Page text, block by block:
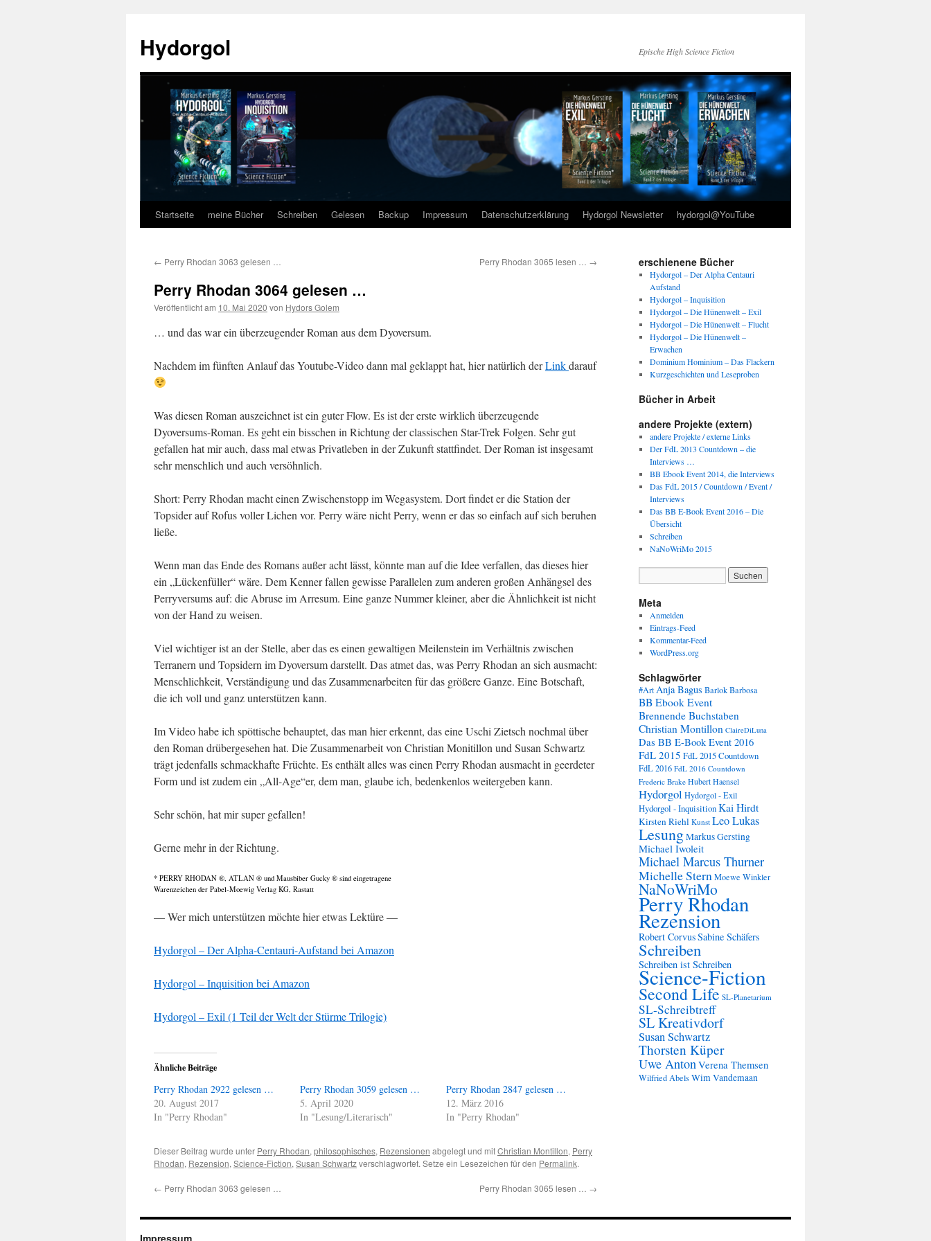
springen
Hydorgol Epische High Science Fiction
Startseite meine Bücher Schreiben Gelesen Backup Impressum Datenschutzerklärung Hydorgol Newsletter hydorgol@YouTube
← Perry Rhodan 3063 gelesen … Perry Rhodan 3065 lesen … →
Perry Rhodan 3064 gelesen …
Veröffentlicht am 10. Mai 2020 von Hydors Golem
… und das war ein überzeugender Roman aus dem Dyoversum.
Nachdem im fünften Anlauf das Youtube-Video dann mal geklappt hat, hier natürlich derLinkdarauf
Was diesen Roman auszeichnet ist ein guter Flow. Es ist der erste wirklich überzeugende
Dyoversums-Roman. Es geht ein bisschen in Richtung der classischen Star-Trek Folgen. Sehr gut
gefallen hat mir auch, dass mal etwas Privatleben in der Zukunft stattfindet. Der Roman ist insgesamt
sehr menschlich und auch versöhnlich.
Short: Perry Rhodan macht einen Zwischenstopp im Wegasystem. Dort findet er die Station der
Topsider auf Rofus voller Lichen vor. Perry wäre nicht Perry, wenn er das so einfach auf sich beruhen
ließe.
Wenn man das Ende des Romans außer acht lässt, könnte man auf die Idee verfallen, das dieses hier
ein „Lückenfüller“ wäre. Dem Kenner fallen gewisse Parallelen zum anderen großen Anhängsel des
Perryversums auf: die Abruse im Arresum. Eine ganze Nummer kleiner, aber die Ähnlichkeit ist nicht
von der Hand zu weisen.
Viel wichtiger ist an der Stelle, aber das es einen gewaltigen Meilenstein im Verhältnis zwischen
Terranern und Topsidern im Dyoversum darstellt. Das atmet das, was Perry Rhodan an sich ausmacht:
Menschlichkeit, Verständigung und das Zusammenarbeiten für das größere Ganze. Eine Botschaft,
die ich voll und ganz unterstützen kann.
Im Video habe ich spöttische behauptet, das man hier erkennt, das eine Uschi Zietsch nochmal über
den Roman drübergesehen hat. Die Zusammenarbeit von Christian Monitillon und Susan Schwartz
trägt jedenfalls schmackhafte Früchte. Es enthält alles was einen Perry Rhodan ausmacht in geerdeter
Form und ist zudem ein „All-Age“er, dem man, glaube ich, bedenkenlos weitergeben kann.
Sehr schön, hat mir super gefallen!
Gerne mehr in der Richtung.
* PERRY RHODAN ®, ATLAN ® und Mausbiber Gucky ® sind eingetragene
Warenzeichen der Pabel-Moewig Verlag KG, Rastatt
— Wer mich unterstützen möchte hier etwas Lektüre —
Hydorgol – Der Alpha-Centauri-Aufstand bei Amazon
Hydorgol – Inquisition bei Amazon
Hydorgol – Exil (1 Teil der Welt der Stürme Trilogie)
Ähnliche Beiträge
Perry Rhodan 2922 gelesen …
20. August 2017
In "Perry Rhodan"
Perry Rhodan 3059 gelesen …
5. April 2020
In "Lesung/Literarisch"
Perry Rhodan 2847 gelesen …
12. März 2016
In "Perry Rhodan"
Dieser Beitrag wurde unter Perry Rhodan, philosophisches, Rezensionen abgelegt und mitChristian Montillon, Perry
Rhodan, Rezension, Science-Fiction, Susan Schwartzverschlagwortet. Setze ein Lesezeichen für den Permalink.
← Perry Rhodan 3063 gelesen … Perry Rhodan 3065 lesen … →
erschienene Bücher
Hydorgol – Der Alpha Centauri
Aufstand
Hydorgol – Inquisition
Hydorgol – Die Hünenwelt – Exil
Hydorgol – Die Hünenwelt – Flucht
Hydorgol – Die Hünenwelt –
Erwachen
Dominium Hominium – Das Flackern
Kurzgeschichten und Leseproben
Bücher in Arbeit
andere Projekte (extern)
andere Projekte / externe Links
Der FdL 2013 Countdown – die
Interviews …
BB Ebook Event 2014, die Interviews
Das FdL 2015 / Countdown / Event /
Interviews
Das BB E-Book Event 2016 – Die
Übersicht
Schreiben
NaNoWriMo 2015
Meta
Anmelden
Eintrags-Feed
Kommentar-Feed
WordPress.org
Schlagwörter
#ArtAnja Bagus Barlok Barbosa
BB Ebook Event
Brennende Buchstaben
Christian Montillon ClaireDiLuna
Das BB E-Book Event 2016
FdL 2015 FdL 2015 Countdown
FdL 2016 FdL 2016 Countdown
Frederic Brake Hubert Haensel
Hydorgol Hydorgol - Exil
Hydorgol - InquisitionKai Hirdt
Kirsten Riehl Kunst Leo Lukas
LesungMarkus Gersting
Michael Iwoleit
Michael Marcus Thurner
Michelle SternMoewe Winkler
NaNoWriMo
Perry Rhodan
Rezension
Robert CorvusSabine Schäfers
Schreiben
Schreiben ist Schreiben
Science-Fiction
Second Life SL-Planetarium
SL-Schreibtreff
SL Kreativdorf
Susan Schwartz
Thorsten Küper
Uwe AntonVerena Themsen
Wilfried AbelsWim Vandemaan
Impressum